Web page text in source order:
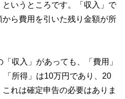
いうところです。「収入」で
ら費用を引いた残り金額が所
収入」があっても、「費用」
「所得」は10万円であり、20
れは確定申告の必要はありま